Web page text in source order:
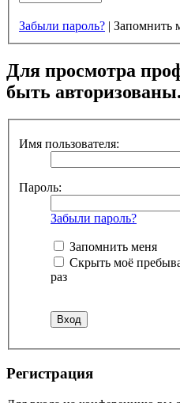
Забыли пароль? | Запомнить
Для просмотра
быть авторизованы.
Имя пользователя:
Пароль:
Забыли пароль?
Запомнить меня
Скрыть моё
раз
Регистрация